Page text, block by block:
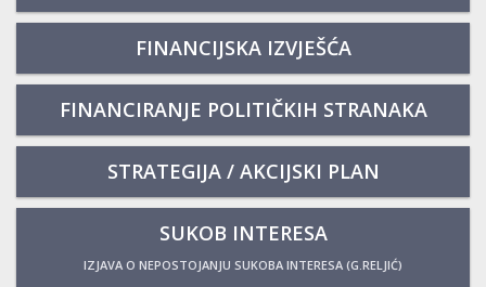
FINANCIJSKA IZVJEŠĆA
FINANCIRANJE POLITIČKIH STRANAKA
STRATEGIJA / AKCIJSKI PLAN
SUKOB INTERESA
IZJAVA O NEPOSTOJANJU SUKOBA INTERESA (G.RELJIĆ)